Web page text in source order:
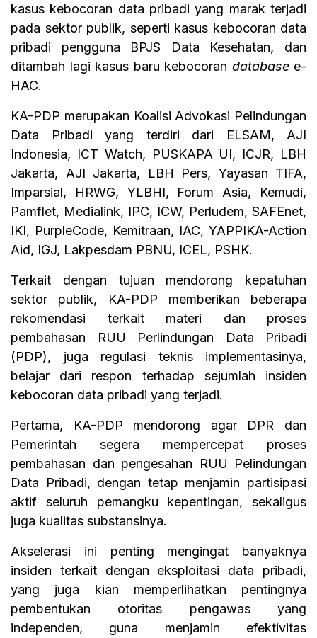
kasus kebocoran data pribadi yang marak terjadi
pada sektor publik, seperti kasus kebocoran data
pribadi pengguna BPJS Data Kesehatan, dan
ditambah lagi kasus baru kebocoran databasee-
HAC.
KA-PDP merupakan Koalisi Advokasi Pelindungan
Data Pribadi yang terdiri dari ELSAM, AJI
Indonesia, ICT Watch, PUSKAPA UI, ICJR, LBH
Jakarta, AJI Jakarta, LBH Pers, Yayasan TIFA,
Imparsial, HRWG, YLBHI, Forum Asia, Kemudi,
Pamflet, Medialink, IPC, ICW, Perludem, SAFEnet,
IKI, PurpleCode, Kemitraan, IAC, YAPPIKA-Action
Aid, IGJ, Lakpesdam PBNU, ICEL, PSHK.
Terkait dengan tujuan mendorong kepatuhan
sektor publik, KA-PDP memberikan beberapa
rekomendasi terkait materi dan proses
pembahasan RUU Perlindungan Data Pribadi
(PDP), juga regulasi teknis implementasinya,
belajar dari respon terhadap sejumlah insiden
kebocoran data pribadi yang terjadi.
Pertama, KA-PDP mendorong agar DPR dan
Pemerintah segera mempercepat proses
pembahasan dan pengesahan RUU Pelindungan
Data Pribadi, dengan tetap menjamin partisipasi
aktif seluruh pemangku kepentingan, sekaligus
juga kualitas substansinya.
Akselerasi ini penting mengingat banyaknya
insiden terkait dengan eksploitasi data pribadi,
yang juga kian memperlihatkan pentingnya
pembentukan otoritas pengawas yang
independen, guna menjamin efektivitas